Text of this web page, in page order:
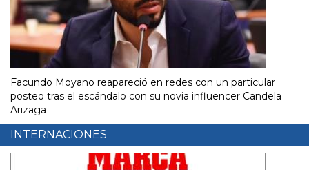
Facundo Moyano reapareció en redes con un particular
posteo tras el escándalo con su novia influencer Candela
Arizaga
INTERNACIONES